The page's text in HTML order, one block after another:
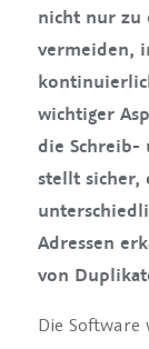
nicht nur zu
vermeiden,
wichtiger
die Schreib-
stellt sicher,
Adressen
von
Die